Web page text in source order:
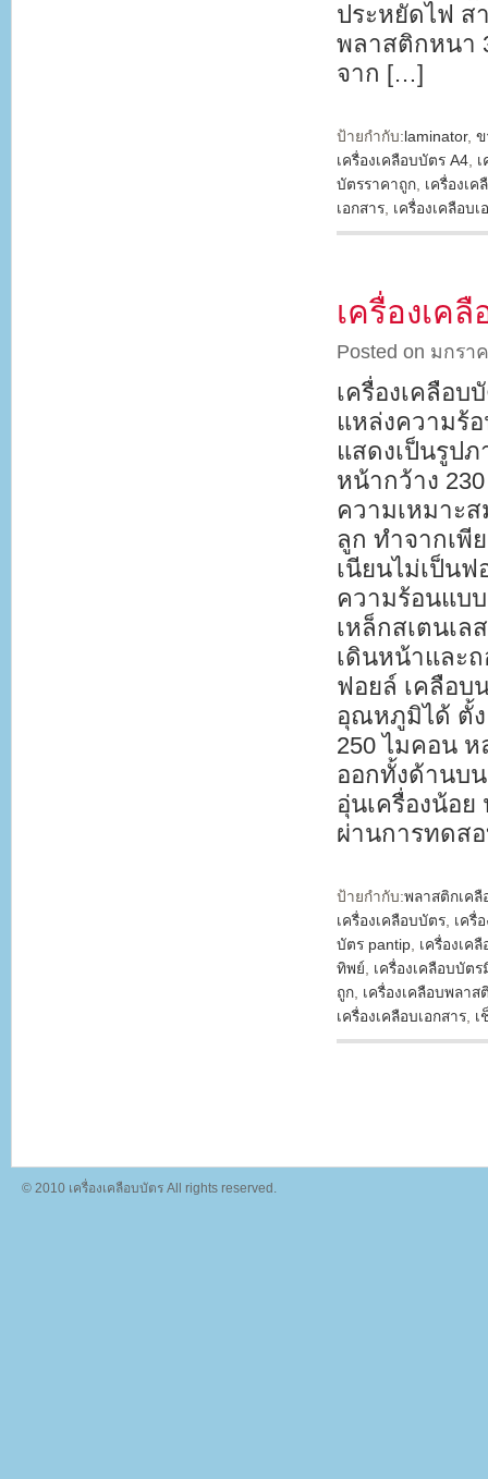
ประหยัดไฟ ส
พลาสติกหนา
จาก […]
ป้ายกำกับ: laminator, ข
เครื่องเคลือบบัตร A4,
บัตรราคาถูก, เครื่องเ
เอกสาร, เครื่องเคลือบ
เครื่องเค
Posted on มกรา
เครื่องเคลือบ
แหล่งความร้
แสดงเป็นรูป
หน้ากว้าง
ความเหมาะ
ลูก ทำจากเพี
เนียนไม่เป็น
ความร้อนแบ
เหล็กสเตนเ
เดินหน้าและ
ฟอยล์ เคลือบ
อุณหภูมิได้ ตั้ง
250 ไมคอน
ออกทั้งด้านบ
อุ่นเครื่องน้อ
ผ่านการทดส
ป้ายกำกับ:พลาสติกเคลื
เครื่องเคลือบบัตร, เครื่
บัตร pantip, เครื่องเค
ทิพย์, เครื่องเคลือบบัตร
ถูก, เครื่องเคลือบพลาส
เครื่องเคลือบเอกสาร, เ
© 2010 เครื่องเคลือบบัตร All rights reserved.